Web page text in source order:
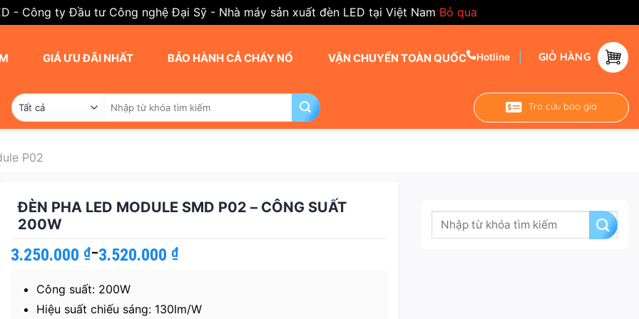
- Công ty Đầu tư Công nghệ Đại Sỹ - Nhà máy sản xuất đèn LED tại Việt Nam Bỏ qua
GIÁ ƯU ĐÃI NHẤT BẢO HÀNH CẢ CHÁY NỔ VẬN CHUYỂN TOÀN QUỐC Hotline GIỎ HÀNG
kiếm:
Tra cứu báo giá
P02
ĐÈN PHA LED MODULE SMD P02 – CÔNG SUẤT
200W
3.250.000 ₫–3.520.000 ₫
Khoảng
giá:
3.250.000 ₫
Công suất: 200W
Hiệu suất chiếu sáng: 130lm/W